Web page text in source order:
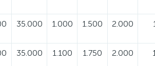
35.000 1.000 1.500 2.000
35.000 1.100 1.750 2.000